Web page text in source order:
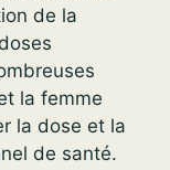
de la
la femme
la dose et la
de santé.